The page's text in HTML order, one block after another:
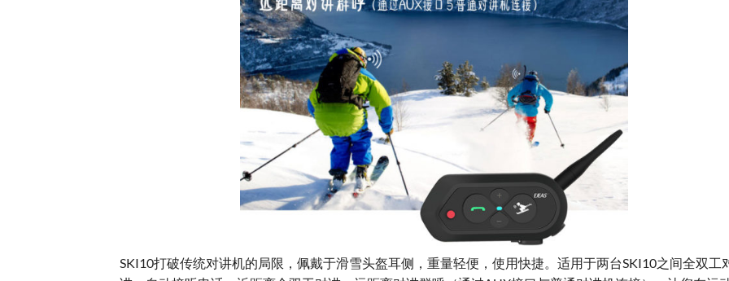
SKI10打破传统对讲机的局限，佩戴于滑雪头盔耳侧，重量轻便，使用快捷。适用于两台SKI10之间全双工